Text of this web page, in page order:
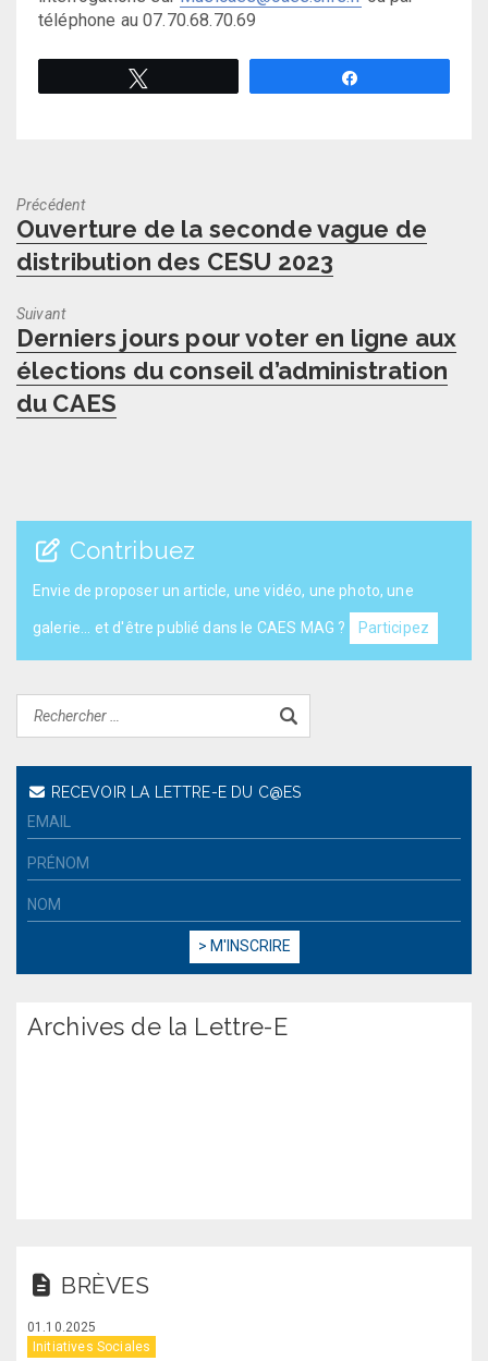
téléphone au 07.70.68.70.69
Précédent
Previous
post:
Ouverture de la seconde vague de
distribution des CESU 2023
Suivant
Next
post:
Derniers jours pour voter en ligne aux
élections du conseil d’administration
du CAES
Contribuez
Envie de proposer un article, une vidéo, une photo, une
galerie... et d'être publié dans le CAES MAG ? Participez
RECEVOIR LA LETTRE-E DU C@ES
Archives de la Lettre-E
BRÈVES
01.10.2025
Initiatives Sociales